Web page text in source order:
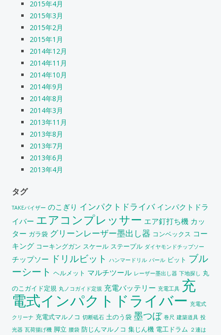
2015年4月
2015年3月
2015年2月
2015年1月
2014年12月
2014年11月
2014年10月
2014年9月
2014年8月
2014年3月
2013年11月
2013年8月
2013年7月
2013年6月
2013年4月
タグ
TAKEバイザー のこぎり インパクトドライバ インパクトドラ
イバー エアコンプレッサー エア釘打ち機 カッ
ター ガラ袋 グリーンレーザー墨出し器 コンベックス コー
キング コーキングガン スケール ステープル ダイヤモンドチップソー
チップソー ドリルビット ハンマードリル バール ビット ブル
ーシート ヘルメット マルチツール レーザー墨出し器 下地探し 丸
のこガイド定規 丸ノコガイド定規 充電バッテリー 充電工具 充
電式インパクトドライバー 充電式
クリーナ 充電式マルノコ 切断砥石 土のう袋 墨つぼ 巻尺 建築道具 投
光器 瓦荷揚げ機 脚立 腰袋 防じんマルノコ 集じん機 電工ドラム ２連は